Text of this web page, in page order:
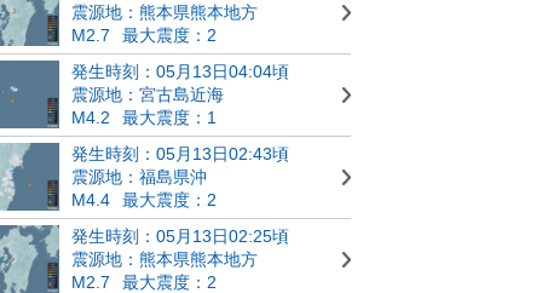
震源地：熊本県熊本地方
M2.7
最大震度：2
発生時刻：05月13日04:04頃
震源地：宮古島近海
M4.2
最大震度：1
発生時刻：05月13日02:43頃
震源地：福島県沖
M4.4
最大震度：2
発生時刻：05月13日02:25頃
震源地：熊本県熊本地方
M2.7
最大震度：2